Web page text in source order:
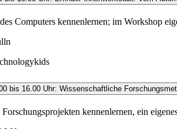
Computers kennenlernen; im Workshop
bis 16.00 Uhr: Wissenschaftliche
kennenlernen, ein